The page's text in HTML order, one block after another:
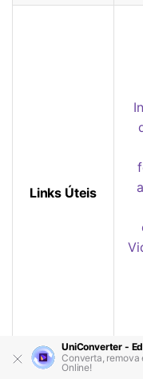
Links Úteis
UniConverter -
Converta, remova
Online!